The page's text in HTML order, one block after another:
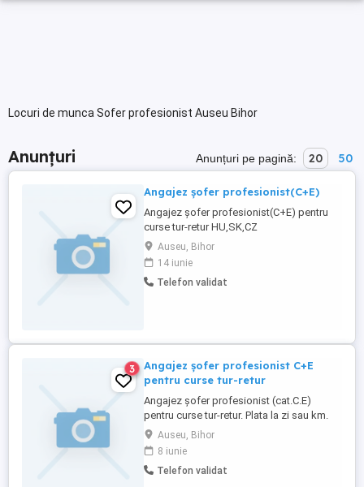
Locuri de munca Sofer profesionist Auseu Bihor
Anunțuri Anunțuri pe pagină: 20 50
Angajez șofer profesionist(C+E)
Angajez șofer profesionist(C+E) pentru
curse tur-retur HU,SK,CZ
Auseu, Bihor
14 iunie
Telefon validat
3
Angajez șofer profesionist C+E
pentru curse tur-retur
Angajez șofer profesionist (cat.C.E)
pentru curse tur-retur. Plata la zi sau km.
Rute frecventate des:RO,HU,SK,CZ
Auseu, Bihor
8 iunie
Telefon validat